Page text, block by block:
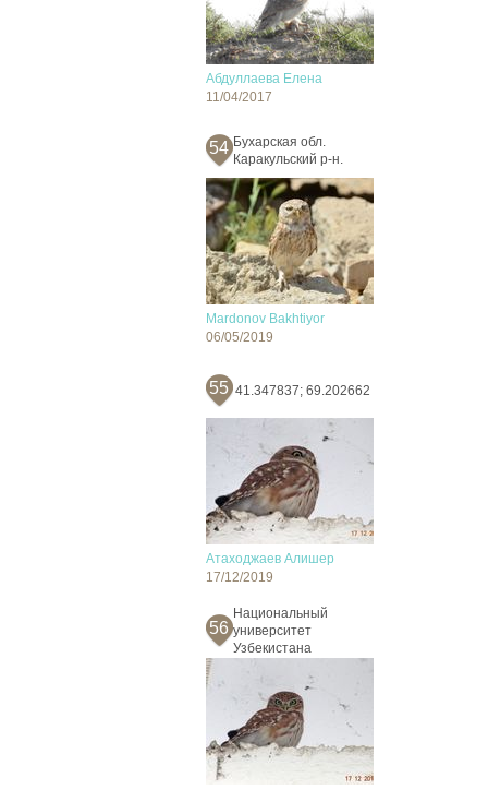
Абдуллаева Елена
11/04/2017
54 Бухарская обл.
Каракульский р-н.
Mardonov Bakhtiyor
06/05/2019
55 41.347837; 69.202662
Атаходжаев Алишер
17/12/2019
56
Национальный
университет
Узбекистана